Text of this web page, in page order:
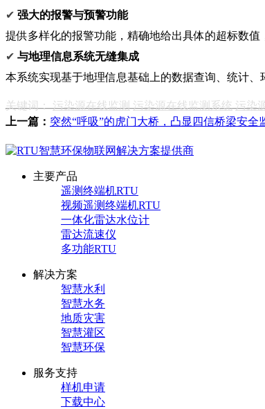
✔ 强大的报警与预警功能
提供多样化的报警功能，精确地给出具体的超标数
✔ 与地理信息系统无缝集成
本系统实现基于地理信息基础上的数据查询、统计
关键词：污染源在线监测 污染源在线监测系统 污染
上一篇： 突然“呼吸”的虎门大桥，凸显四信桥梁安全
主要产品
遥测终端机RTU
视频遥测终端机RTU
一体化雷达水位计
雷达流速仪
多功能RTU
解决方案
智慧水利
智慧水务
地质灾害
智慧灌区
智慧环保
服务支持
样机申请
下载中心